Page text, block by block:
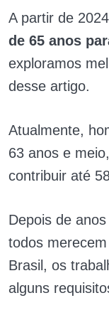
A partir de
de 65 anos
exploramos
desse artigo.
Atualmente,
63 anos e
contribuir até
Depois de
todos
Brasil, os
alguns